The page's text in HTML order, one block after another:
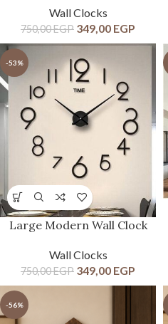
Wall Clocks
750,00EGP 349,00 EGP
-53%
Large Modern Wall Clock
Wall Clocks
750,00EGP 349,00 EGP
-56%